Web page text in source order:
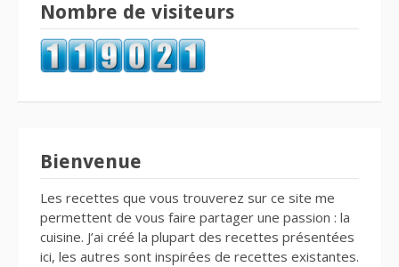
Nombre de visiteurs
Bienvenue
Les recettes que vous trouverez sur ce site me
permettent de vous faire partager une passion : la
cuisine. J’ai créé la plupart des recettes présentées
ici, les autres sont inspirées de recettes existantes.